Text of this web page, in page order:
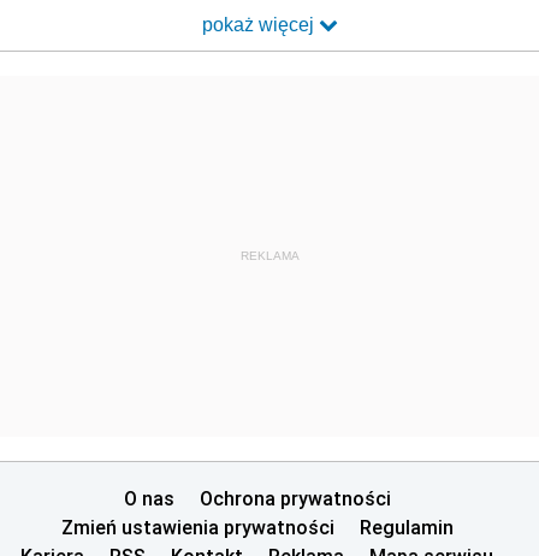
pokaż więcej
REKLAMA
O nas
Ochrona prywatności
Zmień ustawienia prywatności
Regulamin